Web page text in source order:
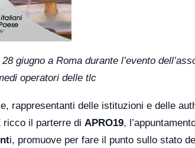
giugno a Roma durante l’evento
operatori delle tlc
rappresentanti delle istituzioni e delle
ricco il parterre di APRO19,
i, promuove per fare il punto sullo stato